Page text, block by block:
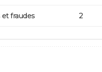
et fraudes 2